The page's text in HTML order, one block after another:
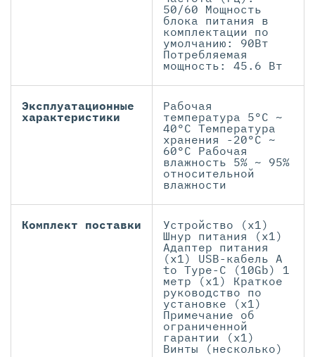
50/60 Мощность
блока питания в
комплектации по
умолчанию: 90Вт
Потребляемая
мощность: 45.6 Вт
Эксплуатационные
характеристики
Рабочая
температура 5°C ~
40°C Температура
хранения -20°C ~
60°C Рабочая
влажность 5% ~ 95%
относительной
влажности
Комплект поставки
Устройство (x1)
Шнур питания (x1)
Адаптер питания
(x1) USB-кабель A
to Type-C (10Gb) 1
метр (x1) Краткое
руководство по
установке (x1)
Примечание об
ограниченной
гарантии (x1)
Винты (несколько)